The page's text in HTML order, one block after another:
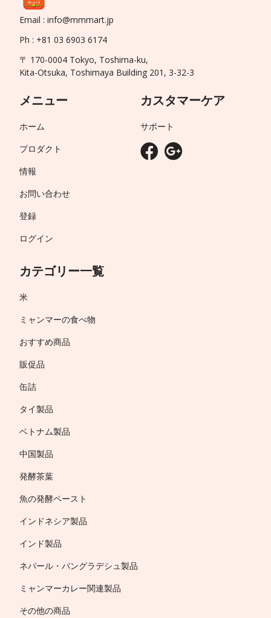
Email : info@mmmart.jp
Ph : +81 03 6903 6174
〒 170-0004 Tokyo, Toshima-ku,
Kita-Otsuka, Toshimaya Building 201, 3-32-3
メニュー
ホーム
プロダクト
情報
お問い合わせ
登録
ログイン
カテゴリー一覧
米
ミャンマーの食べ物
おすすめ商品
販促品
缶詰
タイ製品
ベトナム製品
中国製品
発酵茶葉
魚の発酵ペースト
インドネシア製品
インド製品
ネパール・バングラデシュ製品
ミャンマーカレー関連製品
その他の商品
カスタマーケア
サポート